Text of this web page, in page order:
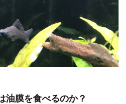
油膜を食べるのか？